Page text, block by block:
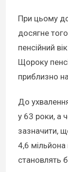
При цьому
досягне
пенсійний
Щороку
приблизно
До
у 63 роки, а
зазначити,
4,6 мільйона
становлять